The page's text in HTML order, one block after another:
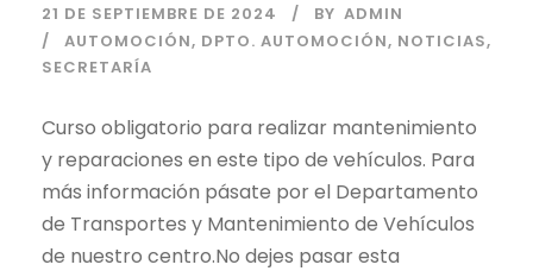
21 DE SEPTIEMBRE DE 2024 BY ADMIN
AUTOMOCIÓN, DPTO. AUTOMOCIÓN, NOTICIAS,
SECRETARÍA
Curso obligatorio para realizar mantenimiento
y reparaciones en este tipo de vehículos. Para
más información pásate por el Departamento
de Transportes y Mantenimiento de Vehículos
de nuestro centro.No dejes pasar esta